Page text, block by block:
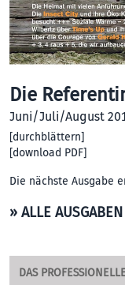
Die
Juni/Juli/August
[durchblättern]
[download PDF]
Die nächste Ausgabe
» ALLE AUSGABEN
DAS